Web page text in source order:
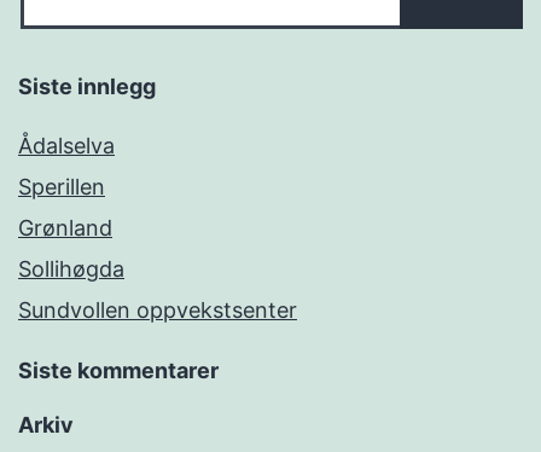
Siste innlegg
Ådalselva
Sperillen
Grønland
Sollihøgda
Sundvollen oppvekstsenter
Siste kommentarer
Arkiv